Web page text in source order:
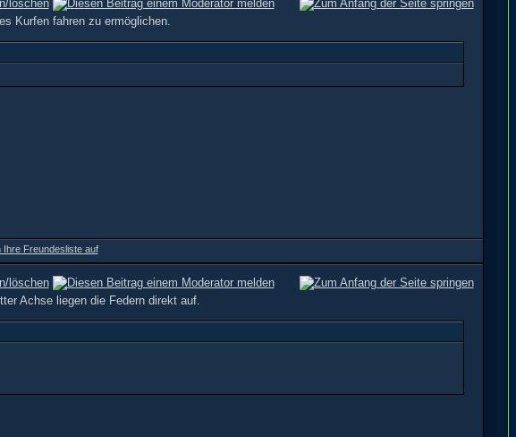
Kurfen fahren zu ermöglichen.
Achse liegen die Federn direkt auf.